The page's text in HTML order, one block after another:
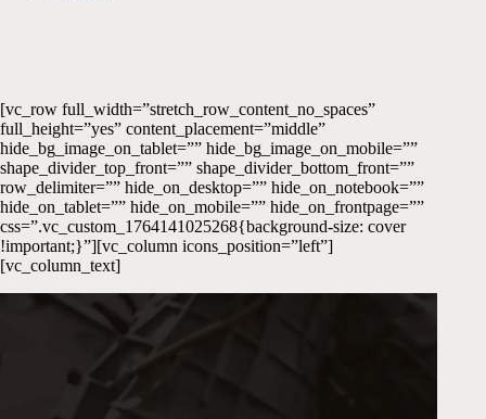
[vc_row full_width=”stretch_row_content_no_spaces”
full_height=”yes” content_placement=”middle”
hide_bg_image_on_tablet=”” hide_bg_image_on_mobile=””
shape_divider_top_front=”” shape_divider_bottom_front=””
row_delimiter=”” hide_on_desktop=”” hide_on_notebook=””
hide_on_tablet=”” hide_on_mobile=”” hide_on_frontpage=””
css=”.vc_custom_1764141025268{background-size: cover
!important;}”][vc_column icons_position=”left”]
[vc_column_text]